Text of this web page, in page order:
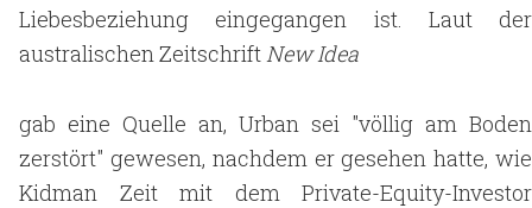
Liebesbeziehung eingegangen ist. Laut der
australischen ZeitschriftNew Idea
gab eine Quelle an, Urban sei "völlig am Boden
zerstört" gewesen, nachdem er gesehen hatte, wie
Kidman Zeit mit dem Private-Equity-Investor